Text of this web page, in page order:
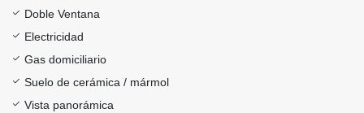
Doble Ventana
Electricidad
Gas domiciliario
Suelo de cerámica / mármol
Vista panorámica